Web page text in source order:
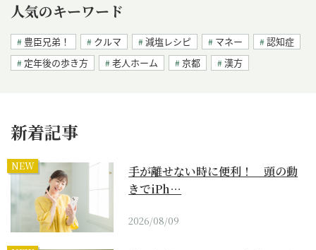
人気のキーワード
豊臣兄弟！ クルマ 減塩レシピ マネー
認知症
定年後の歩き方
老人ホーム 京都 漢方
新着記事
NEW
手が離せない時に便利！ 頭の動
きでiPh…
2026/08/09